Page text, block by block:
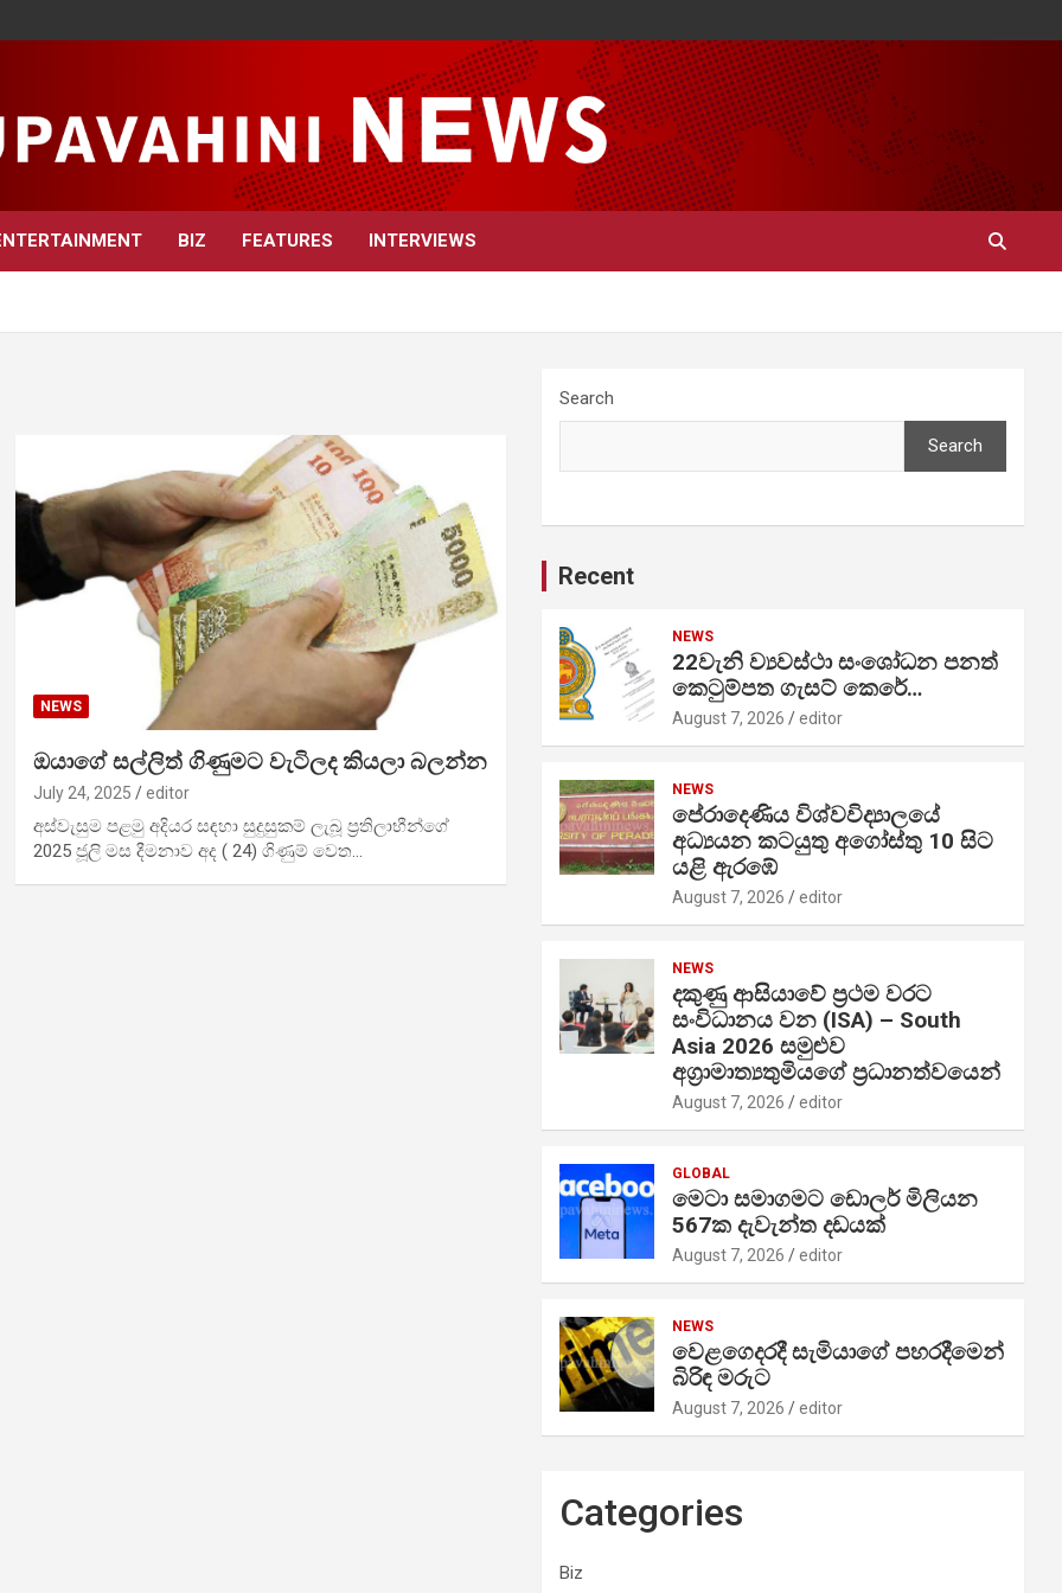
BIZ FEATURES INTERVIEWS
NEWS
ඔයාගේ සල්ලිත් ගිණුමට වැටිලද කියලා බලන්න
July 24, 2025 editor
අස්වැසුම පළමු අදියර සඳහා සුදුසුකම් ලැබූ ප්‍රතිලාභීන්ගේ
2025 ජූලි මස දීමනාව අද ( 24) ගිණුම් වෙත…
Search
Search
Recent
NEWS
22වැනි ව්‍යවස්ථා සංශෝධන පනත්
කෙටුම්පත ගැසට් කෙරේ…
August 7, 2026 editor
NEWS
පේරාදෙණිය විශ්වවිද්‍යාලයේ
අධ්‍යයන කටයුතු අගෝස්තු 10 සිට
යළි ඇරඹේ
August 7, 2026 editor
NEWS
දකුණු ආසියාවේ ප්‍රථම වරට
සංවිධානය වන (ISA) – South
Asia 2026 සමුළුව
අග්‍රාමාත්‍යතුමියගේ ප්‍රධානත්වයෙන්
August 7, 2026 editor
GLOBAL
මෙටා සමාගමට ඩොලර් මිලියන
567ක දැවැන්ත දඩයක්
August 7, 2026 editor
NEWS
වෙළගෙදරදී සැමියාගේ පහරදීමෙන්
බිරිඳ මරුට
August 7, 2026 editor
Categories
Biz